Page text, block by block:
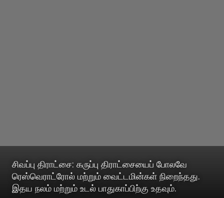
சிவப்பு திராட்சை: கருப்பு திராட்சையைப் போலவே
ரெஸ்வெராட்ரோல் மற்றும் வைட்டமின்கள் நிறைந்தது.
இதய நலம் மற்றும் உடல் பாதுகாப்பிற்கு உதவும்.